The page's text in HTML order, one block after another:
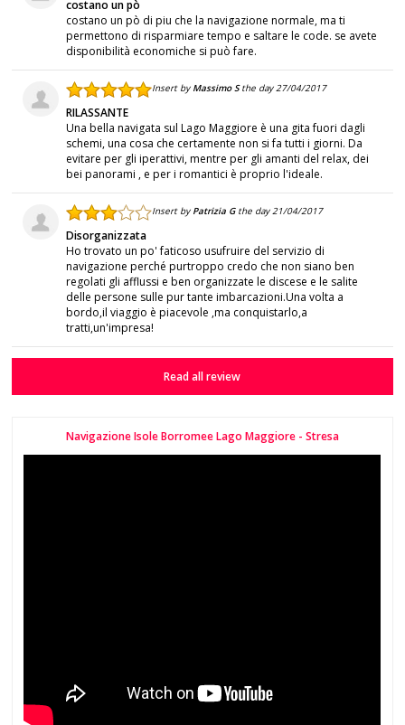
costano un pò
costano un pò di piu che la navigazione normale, ma ti
permettono di risparmiare tempo e saltare le code. se avete
disponibilità economiche si può fare.
Insert by Massimo Sthe day 27/04/2017
RILASSANTE
Una bella navigata sul Lago Maggiore è una gita fuori dagli
schemi, una cosa che certamente non si fa tutti i giorni. Da
evitare per gli iperattivi, mentre per gli amanti del relax, dei
bei panorami , e per i romantici è proprio l'ideale.
Insert by Patrizia Gthe day 21/04/2017
Disorganizzata
Ho trovato un po' faticoso usufruire del servizio di
navigazione perché purtroppo credo che non siano ben
regolati gli afflussi e ben organizzate le discese e le salite
delle persone sulle pur tante imbarcazioni.Una volta a
bordo,il viaggio è piacevole ,ma conquistarlo,a
tratti,un'impresa!
Read all review
Navigazione Isole Borromee Lago Maggiore - Stresa